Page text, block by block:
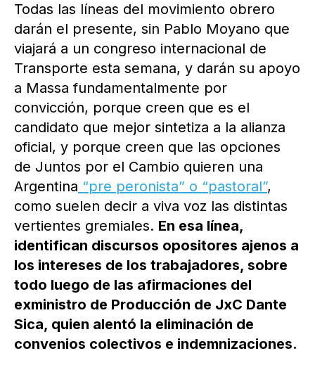
Todas las líneas del movimiento obrero
darán el presente, sin Pablo Moyano que
viajará a un congreso internacional de
Transporte esta semana, y darán su apoyo
a Massa fundamentalmente por
convicción, porque creen que es el
candidato que mejor sintetiza a la alianza
oficial, y porque creen que las opciones
de Juntos por el Cambio quieren una
Argentina “pre peronista” o “pastoral”,
como suelen decir a viva voz las distintas
vertientes gremiales. En esa línea,
identifican discursos opositores ajenos a
los intereses de los trabajadores, sobre
todo luego de las afirmaciones del
exministro de Producción de JxC Dante
Sica, quien alentó la eliminación de
convenios colectivos e indemnizaciones.